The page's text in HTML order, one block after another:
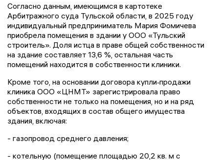
Согласно данным, имеющимся в картотеке
Арбитражного суда Тульской области, в 2025 году
индивидуальный предприниматель Мария Фомичева
приобрела помещения в здании у ООО «Тульский
строитель». Доля истца в праве общей собственности
на здание составляет 13,6 %, остальная часть
помещений находится в собственности клиники.
Кроме того, на основании договора купли‑продажи
клиника ООО «ЦНМТ» зарегистрировала право
собственности не только на помещения, но и на ряд
объектов, входящих в состав общего имущества
здания, включая:
- газопровод среднего давления;
- котельную (помещение площадью 20,2 кв. м с